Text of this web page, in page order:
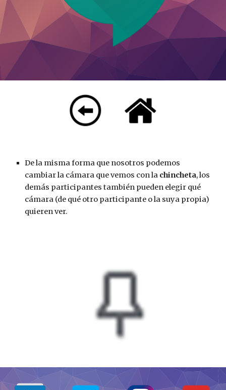
De la misma forma que nosotros podemos
cambiar la cámara que vemos con la chincheta, los
demás participantes también pueden elegir qué
cámara (de qué otro participante o la suya propia)
quieren ver.